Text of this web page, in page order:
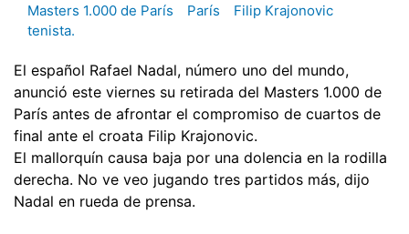
Masters 1.000 de París
París
Filip Krajonovic
tenista.
El español Rafael Nadal, número uno del mundo,
anunció este viernes su retirada del Masters 1.000 de
París antes de afrontar el compromiso de cuartos de
final ante el croata Filip Krajonovic.
El mallorquín causa baja por una dolencia en la rodilla
derecha. No ve veo jugando tres partidos más, dijo
Nadal en rueda de prensa.